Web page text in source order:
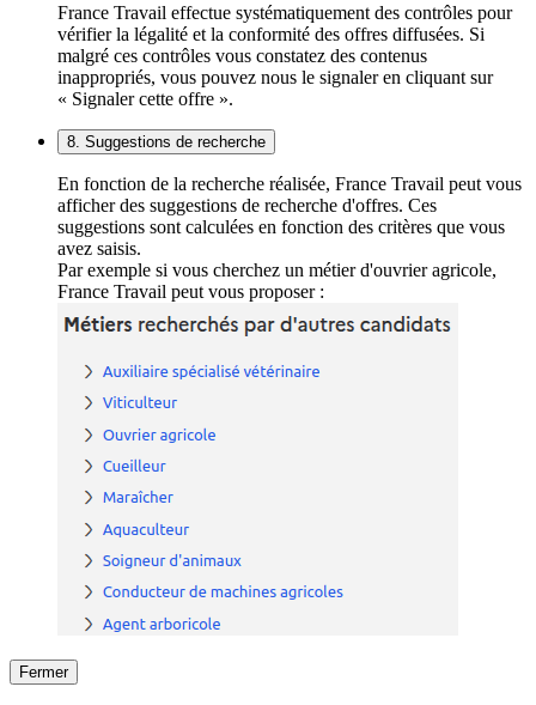
France Travail effectue systématiquement des contrôles pour
vérifier la légalité et la conformité des offres diffusées. Si
malgré ces contrôles vous constatez des contenus
inappropriés, vous pouvez nous le signaler en cliquant sur
« Signaler cette offre ».
8. Suggestions de recherche
En fonction de la recherche réalisée, France Travail peut vous
afficher des suggestions de recherche d'offres. Ces
suggestions sont calculées en fonction des critères que vous
avez saisis.
Par exemple si vous cherchez un métier d'ouvrier agricole,
France Travail peut vous proposer :
Fermer